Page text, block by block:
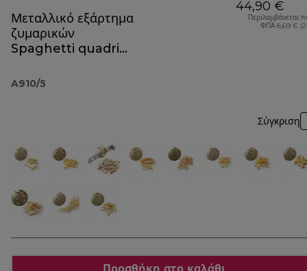
Μεταλλικό εξάρτημα
ζυμαρικών
Spaghetti quadri
A910/5
44,90 €
Περιλαμβάνεται
ΦΠΑ 8,69 €
Σύγκριση